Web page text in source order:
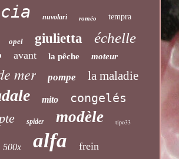
nuvolari roméo tempra
opel giulietta échelle
avant la pêche moteur
mer pompe la maladie
mito congelés
spider modèle tipo33
500x alfa frein